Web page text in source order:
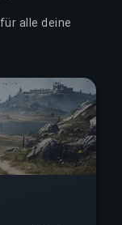
alle deine